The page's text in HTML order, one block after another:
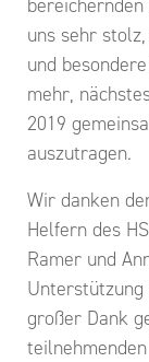
uns sehr
und
mehr,
2019
auszutragen.
Wir danken
Helfern des
Ramer und
Unterstützung
großer Dank